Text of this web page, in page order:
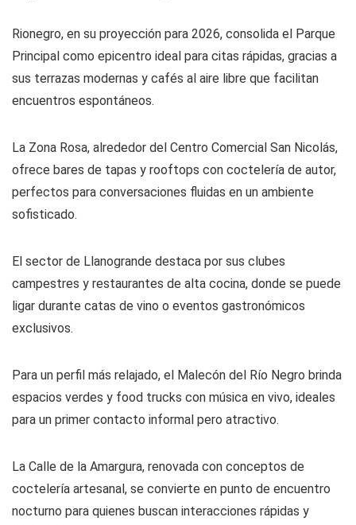
Rionegro, en su proyección para 2026, consolida el Parque
Principal como epicentro ideal para citas rápidas, gracias a
sus terrazas modernas y cafés al aire libre que facilitan
encuentros espontáneos.
La Zona Rosa, alrededor del Centro Comercial San Nicolás,
ofrece bares de tapas y rooftops con coctelería de autor,
perfectos para conversaciones fluidas en un ambiente
sofisticado.
El sector de Llanogrande destaca por sus clubes
campestres y restaurantes de alta cocina, donde se puede
ligar durante catas de vino o eventos gastronómicos
exclusivos.
Para un perfil más relajado, el Malecón del Río Negro brinda
espacios verdes y food trucks con música en vivo, ideales
para un primer contacto informal pero atractivo.
La Calle de la Amargura, renovada con conceptos de
coctelería artesanal, se convierte en punto de encuentro
nocturno para quienes buscan interacciones rápidas y